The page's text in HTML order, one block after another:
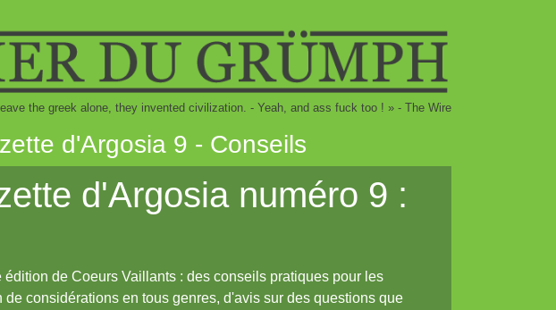
the greek alone, they invented civilization. - Yeah, and ass fuck too ! » - The Wire
d'Argosia 9 - Conseils
d'Argosia numéro 9 :
de Coeurs Vaillants : des conseils pratiques pour les
considérations en tous genres, d'avis sur des questions que